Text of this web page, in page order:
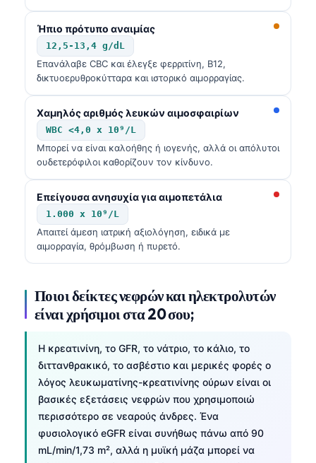
Ήπιο πρότυπο αναιμίας
12,5-13,4 g/dL
Επανάλαβε CBC και έλεγξε φερριτίνη, B12,
δικτυοερυθροκύτταρα και ιστορικό αιμορραγίας.
Χαμηλός αριθμός λευκών αιμοσφαιρίων
WBC <4,0 x 10⁹/L
Μπορεί να είναι καλοήθης ή ιογενής, αλλά οι απόλυτοι
ουδετερόφιλοι καθορίζουν τον κίνδυνο.
Επείγουσα ανησυχία για αιμοπετάλια
1.000 x 10⁹/L
Απαιτεί άμεση ιατρική αξιολόγηση, ειδικά με
αιμορραγία, θρόμβωση ή πυρετό.
Ποιοι δείκτες νεφρών και ηλεκτρολυτών
είναι χρήσιμοι στα 20 σου;
Η κρεατινίνη, το GFR, το νάτριο, το κάλιο, το
διττανθρακικό, το ασβέστιο και μερικές φορές ο
λόγος λευκωματίνης-κρεατινίνης ούρων είναι οι
βασικές εξετάσεις νεφρών που χρησιμοποιώ
περισσότερο σε νεαρούς άνδρες. Ένα
φυσιολογικό eGFR είναι συνήθως πάνω από 90
mL/min/1,73 m², αλλά η μυϊκή μάζα μπορεί να